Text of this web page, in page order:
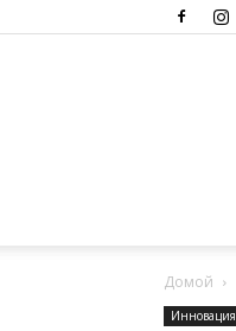
Домой
Инновация